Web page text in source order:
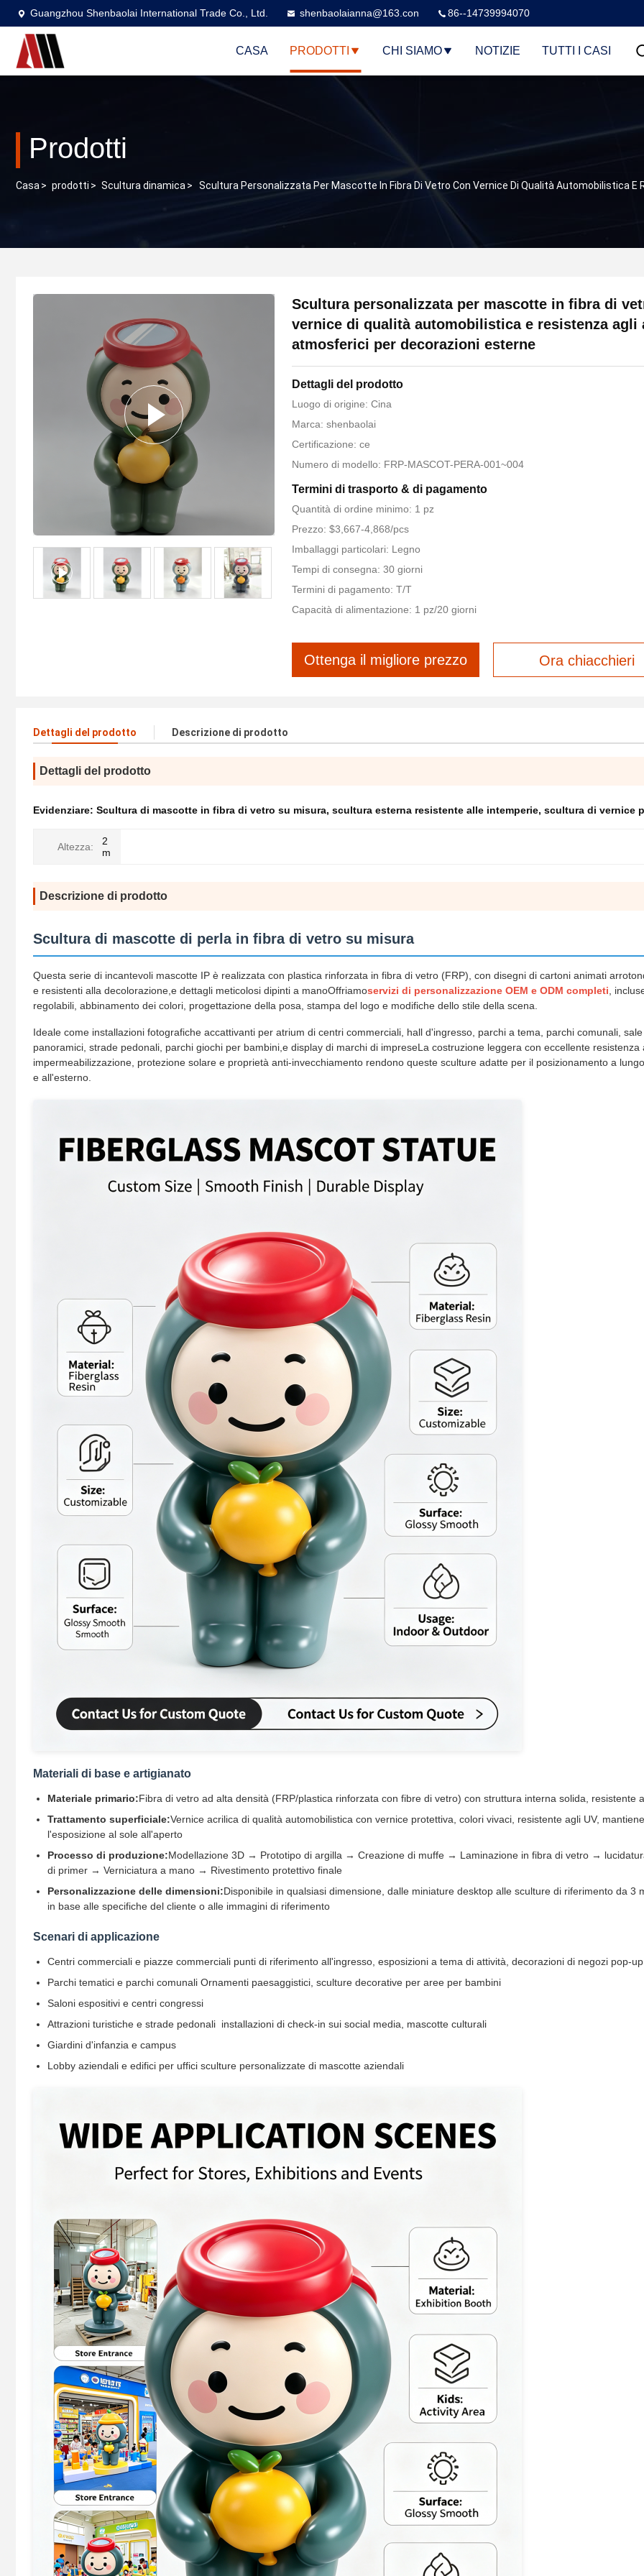
Guangzhou Shenbaolai International Trade Co., Ltd. shenbaolaianna@163.con 86--14739994070
CASA PRODOTTI CHI SIAMO NOTIZIE TUTTI I CASI
Prodotti
Casa> prodotti > Scultura dinamica> Scultura Personalizzata Per Mascotte In Fibra Di Vetro Con Vernice Di Qualità Automobilistica
Scultura personalizzata per mascotte in fibra di
vernice di qualità automobilistica e resistenza agli
atmosferici per decorazioni esterne
Dettagli del prodotto
Luogo di origine: Cina
Marca: shenbaolai
Certificazione: ce
Numero di modello: FRP-MASCOT-PERA-001~004
Termini di trasporto & di pagamento
Quantità di ordine minimo: 1 pz
Prezzo: $3,667-4,868/pcs
Imballaggi particolari: Legno
Tempi di consegna: 30 giorni
Termini di pagamento: T/T
Capacità di alimentazione: 1 pz/20 giorni
Ottenga il migliore prezzo Ora chiacchieri
Dettagli del prodotto Descrizione di prodotto
Dettagli del prodotto
Evidenziare: Scultura di mascotte in fibra di vetro su misura, scultura esterna resistente alle intemperie, scultura di vernice
Altezza:
2
m
Descrizione di prodotto
Scultura di mascotte di perla in fibra di vetro su misura
Questa serie di incantevoli mascotte IP è realizzata con plastica rinforzata in fibra di vetro (FRP), con disegni di cartoni animati
e resistenti alla decolorazione,e dettagli meticolosi dipinti a manoOffriamoservizi di personalizzazione OEM e ODM completi,
regolabili, abbinamento dei colori, progettazione della posa, stampa del logo e modifiche dello stile della scena.
Ideale come installazioni fotografiche accattivanti per atrium di centri commerciali, hall d'ingresso, parchi a tema, parchi comunali,
panoramici, strade pedonali, parchi giochi per bambini,e display di marchi di impreseLa costruzione leggera con eccellente resistenza
impermeabilizzazione, protezione solare e proprietà anti-invecchiamento rendono queste sculture adatte per il posizionamento a
e all'esterno.
Materiali di base e artigianato
Materiale primario:Fibra di vetro ad alta densità (FRP/plastica rinforzata con fibre di vetro) con struttura interna solida, resistente
Trattamento superficiale:Vernice acrilica di qualità automobilistica con vernice protettiva, colori vivaci, resistente agli UV,
l'esposizione al sole all'aperto
Processo di produzione:Modellazione 3D → Prototipo di argilla → Creazione di muffe → Laminazione in fibra di vetro →
di primer → Verniciatura a mano → Rivestimento protettivo finale
Personalizzazione delle dimensioni:Disponibile in qualsiasi dimensione, dalle miniature desktop alle sculture di riferimento da 3
in base alle specifiche del cliente o alle immagini di riferimento
Scenari di applicazione
Centri commerciali e piazze commerciali punti di riferimento all'ingresso, esposizioni a tema di attività, decorazioni di negozi pop-up
Parchi tematici e parchi comunali Ornamenti paesaggistici, sculture decorative per aree per bambini
Saloni espositivi e centri congressi
Attrazioni turistiche e strade pedonali ️ installazioni di check-in sui social media, mascotte culturali
Giardini d'infanzia e campus
Lobby aziendali e edifici per uffici sculture personalizzate di mascotte aziendali